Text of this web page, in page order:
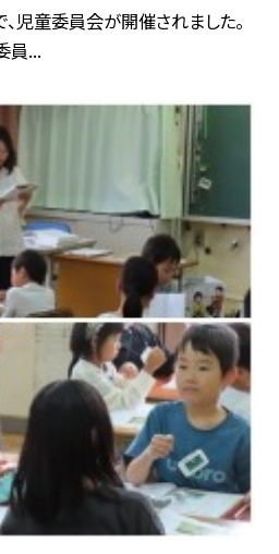
児童委員会が開催されました。
員...